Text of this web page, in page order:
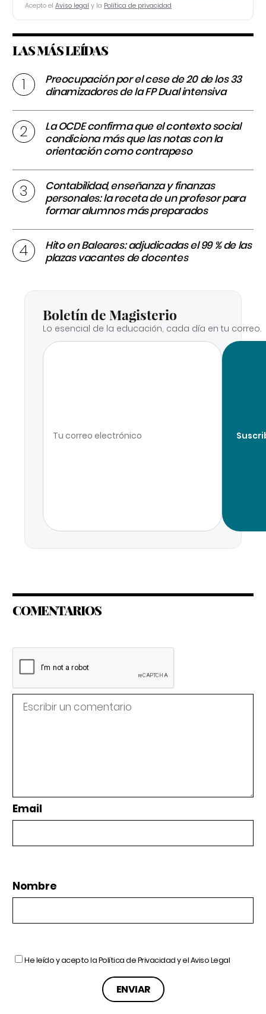
Acepto el Aviso legal y la Política de privacidad
LAS MÁS LEÍDAS
Preocupación por el cese de 20 de los 33
dinamizadores de la FP Dual intensiva
La OCDE confirma que el contexto social
condiciona más que las notas con la
orientación como contrapeso
Contabilidad, enseñanza y finanzas
personales: la receta de un profesor para
formar alumnos más preparados
Hito en Baleares: adjudicadas el 99 % de las
plazas vacantes de docentes
Boletín de Magisterio
Lo esencial de la educación, cada día en tu correo.
COMENTARIOS
Email
Nombre
He leído y acepto laPolítica de Privacidady elAviso Legal